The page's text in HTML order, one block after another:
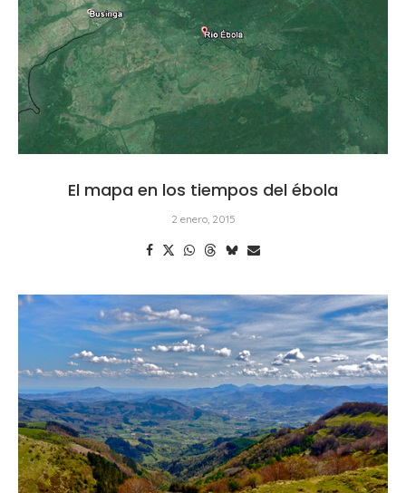
El mapa en los tiempos del ébola
2 enero, 2015